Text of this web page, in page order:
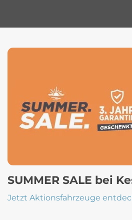
SUMMER SALE bei
Jetzt Aktionsfahrzeuge